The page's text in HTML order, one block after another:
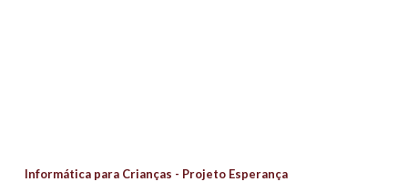
Informática para Crianças - Projeto Esperança